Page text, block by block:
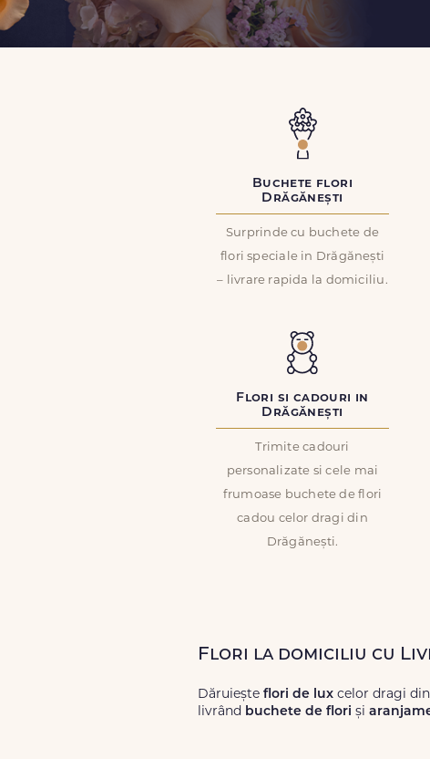
Buchete flori
Drăgănești
Surprinde cu buchete de
flori speciale in Drăgănești
– livrare rapida la domiciliu.
Flori si cadouri in
Drăgănești
Trimite cadouri
personalizate si cele mai
frumoase buchete de flori
cadou celor dragi din
Drăgănești.
Flori la domiciliu cu
Dăruiește flori de lux celor dragi
livrând buchete de flori și